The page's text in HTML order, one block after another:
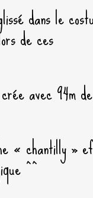
dans le
de ces
avec 94m
« chantilly »
^^